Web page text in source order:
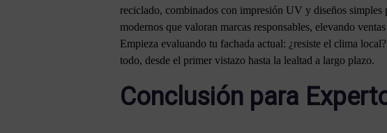
reciclado, combinados con impresión UV y diseños simples
modernos que valoran marcas responsables, elevando
Empieza evaluando tu fachada actual: ¿resiste el clima
todo, desde el primer vistazo hasta la lealtad a largo plazo.
Conclusión para